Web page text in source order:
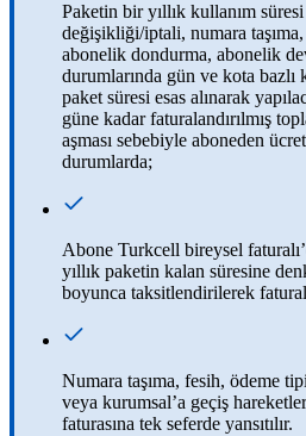
Paketin bir yıllık kullanım
değişikliği/iptali, numara
abonelik dondurma, abonelik
durumlarında gün ve kota bazlı
paket süresi esas alınarak
güne kadar faturalandırılmış
aşması sebebiyle aboneden
durumlarda;
Abone Turkcell bireysel
yıllık paketin kalan süresine
boyunca taksitlendirilerek
Numara taşıma, fesih, ödeme
veya kurumsal’a geçiş
faturasına tek seferde yansıtılır.